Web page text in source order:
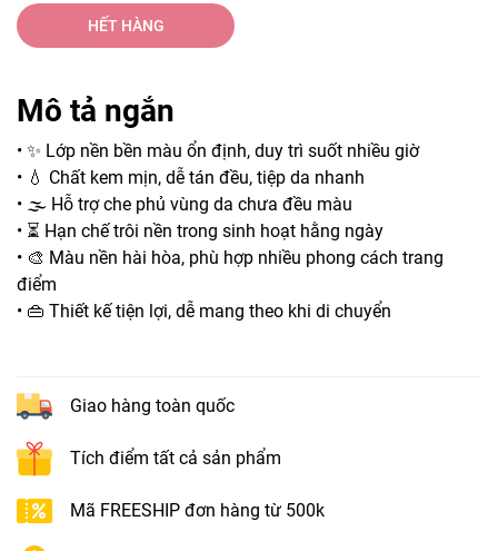
HẾT HÀNG
Mô tả ngắn
• ✨ Lớp nền bền màu ổn định, duy trì suốt nhiều giờ
• 💧 Chất kem mịn, dễ tán đều, tiệp da nhanh
• 🌫️ Hỗ trợ che phủ vùng da chưa đều màu
• ⏳ Hạn chế trôi nền trong sinh hoạt hằng ngày
• 🎨 Màu nền hài hòa, phù hợp nhiều phong cách trang
điểm
• 👜 Thiết kế tiện lợi, dễ mang theo khi di chuyển
Giao hàng toàn quốc
Tích điểm tất cả sản phẩm
Mã FREESHIP đơn hàng từ 500k